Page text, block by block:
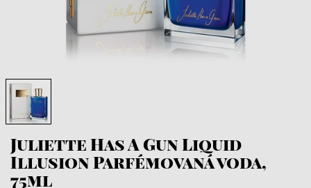
Juliette Has A Gun Liquid
Illusion Parfémovaná voda,
75ml